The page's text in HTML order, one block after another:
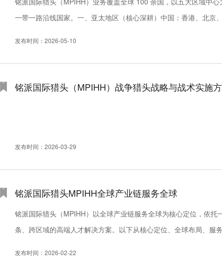
一带一路沿线国家。一、亚太地区（核心深耕）中国：香港、北
发布时间：2026-05-10
铭派国际猎头（MPIHH）战争猎头战略与战术实
发布时间：2026-03-29
铭派国际猎头MPIHH全球产业链服务全球
铭派国际猎头（MPIHH）以全球产业链服务全球为核心定位，依
条、跨区域的高端人才解决方案。以下从核心定位、全球布局、
发布时间：2026-02-22